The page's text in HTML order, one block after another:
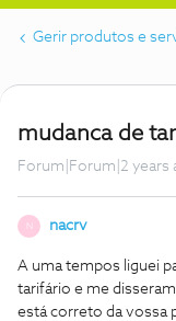
Gerir produtos e
mudanca de
Forum|Forum|2 years
N nacrv
A uma tempos liguei
tarifário e me
está correto da vossa